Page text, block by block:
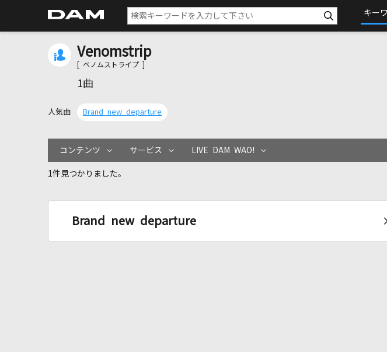
キー
Venomstrip
[ ベノムストライプ ]
1曲
人気曲 Brand new departure
コンテンツ サービス LIVE DAM WAO!
1件見つかりました。
Brand new departure